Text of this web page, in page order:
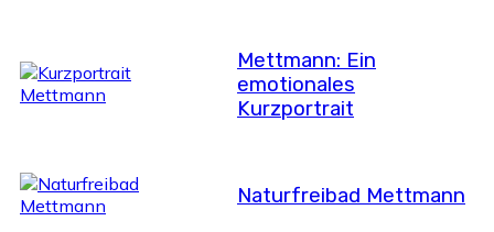
Mettmann: Ein
emotionales
Kurzportrait
Naturfreibad Mettmann